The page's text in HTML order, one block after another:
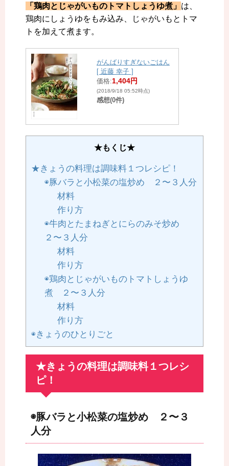
「鶏肉とじゃがいものトマトしょうゆ煮」 は、
鶏肉にしょうゆをもみ込み、じゃがいもとトマ
トを加えて煮ます。
がんばりすぎないごはん
[ 近藤 幸子 ]
価格:1,404円
(2018/9/18 05:52時点)
感想(0件)
★もくじ★
★きょうの料理は調味料１つレシピ！
◉豚バラと小松菜の塩炒め ２〜３人分
材料
作り方
◉牛肉とたまねぎとにらのみそ炒め
２〜３人分
材料
作り方
◉鶏肉とじゃがいものトマトしょうゆ
煮 ２〜３人分
材料
作り方
◉きょうのひとりごと
★きょうの料理は調味料１つレシ
ピ！
◉豚バラと小松菜の塩炒め ２〜３
人分